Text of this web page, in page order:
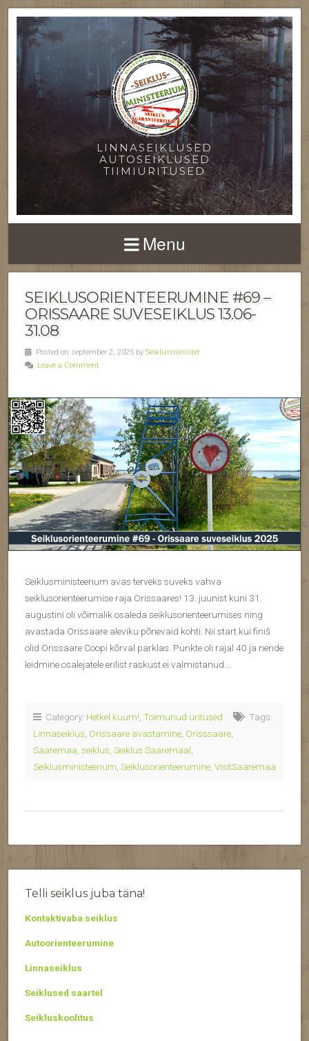
LINNASEIKLUSED
AUTOSEIKLUSED
TIIMIÜRITUSED
Menu
SEIKLUSORIENTEERUMINE #69 –
ORISSAARE SUVESEIKLUS 13.06-
31.08
Posted on september 2, 2025 by Seiklusminister
Leave a Comment
Seiklusministeerium avas terveks suveks vahva
seiklusorienteerumise raja Orissaares! 13. juunist kuni 31.
augustini oli võimalik osaleda seiklusorienteerumises ning
avastada Orissaare aleviku põnevaid kohti. Nii start kui finiš
olid Orissaare Coopi kõrval parklas. Punkte oli rajal 40 ja nende
leidmine osalejatele erilist raskust ei valmistanud….
Category: Hetkel kuum! Toimunud üritused
Tags:
Linnaseiklus Orissaare avastamine Orisssaare
Saaremaa seiklus Seiklus Saaremaal
Seiklusministeerium Seiklusorienteerumine VisitSaaremaa
Telli seiklus juba täna!
Kontaktivaba seiklus
Autoorienteerumine
Linnaseiklus
Seiklused saartel
Seikluskoolitus